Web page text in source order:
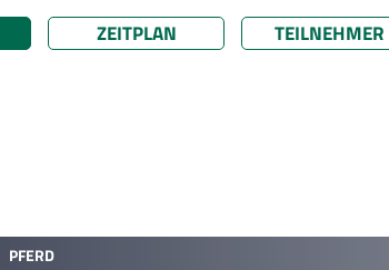
ZEITPLAN TEILNEHMER
PFERD